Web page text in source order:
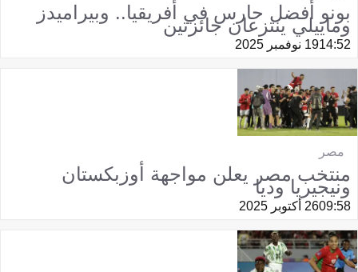
بونو أفضل حارس في أفريقيا.. وبيراميدز
وماييلي ينتزعان جائزتين
14:5219 نوفمبر 2025
مصر
منتخب مصر يعلن مواجهة أوزبكستان
ونيجيريا وديا
09:5826 أكتوبر 2025